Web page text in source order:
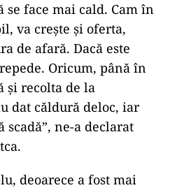
se face mai cald. Cam în
va crește și oferta,
de afară. Dacă este
Oricum, până în
și recolta de la
dat căldură deloc, iar
scadă”, ne-a declarat
deoarece a fost mai